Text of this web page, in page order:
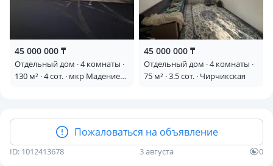
45 000 000 ₸
Отдельный дом · 4 комнаты ·
130 м² · 4 сот. · мкр Мадениет
45 000 000 ₸
Отдельный дом · 4 комнаты ·
75 м² · 3.5 сот. · Чирчикская
Пожаловаться на объявление
ID: 1012413678 3 августа 0